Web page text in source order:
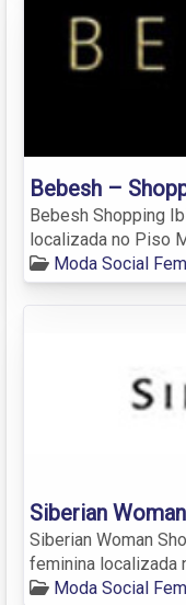
Bebesh –
Bebesh Shopping
localizada no Piso
Moda Social
Siberian
Siberian Woman
feminina localizada
Moda Social